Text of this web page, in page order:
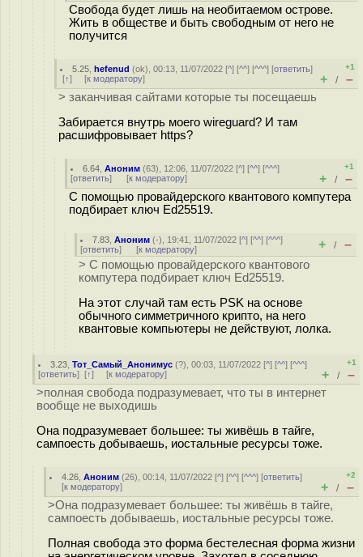
Свобода будет лишь на необитаемом острове.
Жить в обществе и быть свободным от него не
получится
5.25 ,hefenud (ok), 00:13, 11/07/2022 [^] [^^] [^^^] [ответить]
[↑] [к модератору]
+1
+ / –
> заканчивая сайтами которые ты посещаешь
Забирается внутрь моего wireguard? И там
расшифровывает https?
6.64 ,Аноним (63), 12:06, 11/07/2022 [^] [^^] [^^^]
[ответить] [к модератору]
+1
+ / –
С помощью провайдерского квантового компутера
подбирает ключ Ed25519.
7.83 ,Аноним (-), 19:41, 11/07/2022 [^] [^^] [^^^]
[ответить] [к модератору] + / –
> С помощью провайдерского квантового
компутера подбирает ключ Ed25519.
На этот случай там есть PSK на основе
обычного симметричного крипто, на него
квантовые компьютеры не действуют, лолка.
3.23 ,Тот_Самый_Анонимус (?), 00:03, 11/07/2022 [^] [^^] [^^^]
[ответить] [↑] [к модератору]
+1
+ / –
>полная свобода подразумевает, что ты в интернет
вообще не выходишь
Она подразумевает большее: ты живёшь в тайге,
сампоесть добываешь, иостальные ресурсы тоже.
4.26 ,Аноним (26), 00:14, 11/07/2022 [^] [^^] [^^^] [ответить]
[к модератору]
+2
+ / –
>Она подразумевает большее: ты живёшь в тайге,
сампоесть добываешь, иостальные ресурсы тоже.
Полная свобода это форма бестелесная форма жизни